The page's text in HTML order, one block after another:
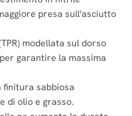
presa sull'asciutto
modellata sul dorso
garantire la massima
finitura sabbiosa
di olio e grasso.